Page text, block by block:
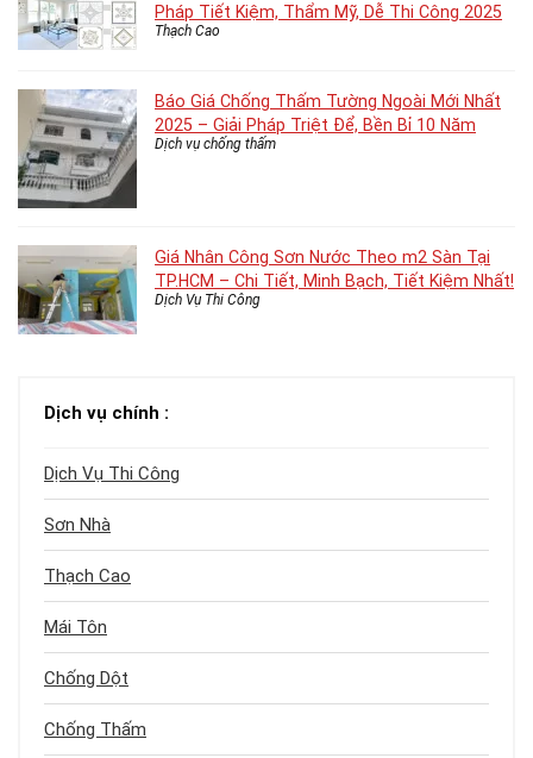
Pháp Tiết Kiệm, Thẩm Mỹ, Dễ Thi Công 2025
Thạch Cao
Báo Giá Chống Thấm Tường Ngoài Mới Nhất
2025 – Giải Pháp Triệt Để, Bền Bỉ 10 Năm
Dịch vụ chống thấm
Giá Nhân Công Sơn Nước Theo m2 Sàn Tại
TP.HCM – Chi Tiết, Minh Bạch, Tiết Kiệm Nhất!
Dịch Vụ Thi Công
Dịch vụ chính :
Dịch Vụ Thi Công
Sơn Nhà
Thạch Cao
Mái Tôn
Chống Dột
Chống Thấm